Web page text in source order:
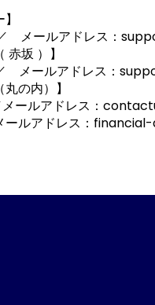
】
メールアドレス：
赤坂 ）】
メールアドレス：
丸の内）】
ールアドレス：
desk@bdc-